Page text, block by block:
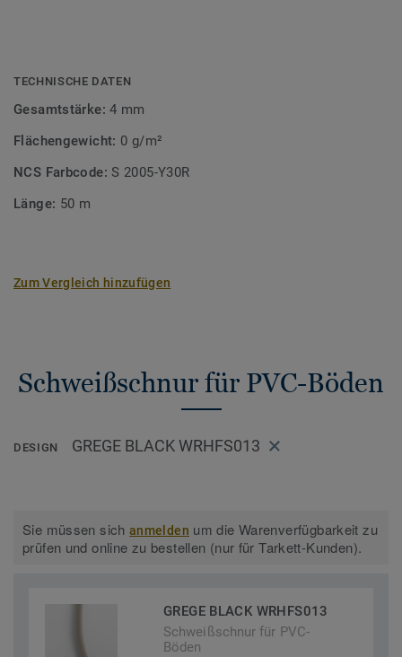
TECHNISCHE DATEN
Gesamtstärke:4 mm
Flächengewicht: 0 g/m²
NCS Farbcode:S 2005-Y30R
Länge: 50 m
Zum Vergleich hinzufügen
Schweißschnur für PVC-Böden
DESIGN GREGE BLACK WRHFS013
Sie müssen sichanmelden um die Warenverfügbarkeit zu
prüfen und online zu bestellen (nur für Tarkett-Kunden).
GREGE BLACK WRHFS013
Schweißschnur für PVC-
Böden